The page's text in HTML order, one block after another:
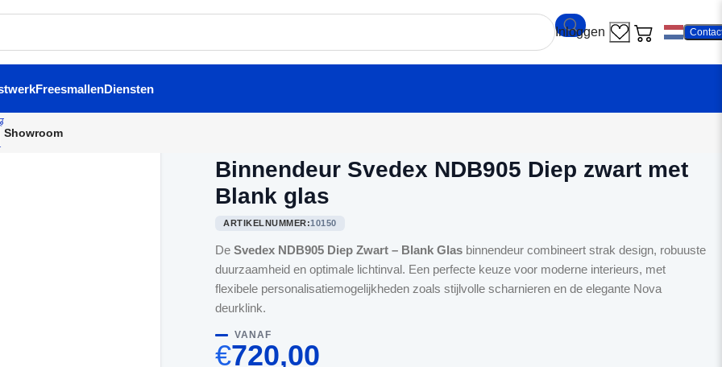
FreesmallenDiensten
Showroom
Binnendeur Svedex NDB905 Diep zwart met
Blank glas
ARTIKELNUMMER:10150
DeSvedex NDB905 Diep Zwart – Blank Glas binnendeur combineert strak design, robuuste
duurzaamheid en optimale lichtinval. Een perfecte keuze voor moderne interieurs, met
flexibele personalisatiemogelijkheden zoals stijlvolle scharnieren en de elegante Nova
deurklink.
VANAF
€720,00